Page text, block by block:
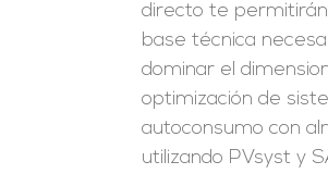
directo te permitirán
base técnica
dominar el
optimización de
autoconsumo con
utilizando PVsyst y